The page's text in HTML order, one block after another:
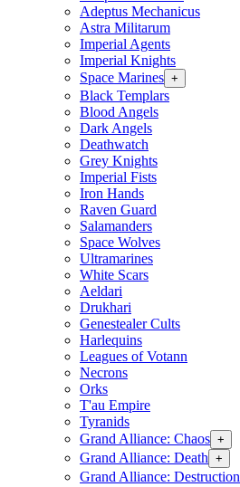
Adeptus Mechanicus
Astra Militarum
Imperial Agents
Imperial Knights
Space Marines +
Black Templars
Blood Angels
Dark Angels
Deathwatch
Grey Knights
Imperial Fists
Iron Hands
Raven Guard
Salamanders
Space Wolves
Ultramarines
White Scars
Aeldari
Drukhari
Genestealer Cults
Harlequins
Leagues of Votann
Necrons
Orks
T'au Empire
Tyranids
Grand Alliance: Chaos +
Grand Alliance: Death +
Grand Alliance: Destruction